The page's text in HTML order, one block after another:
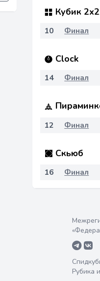
Кубик
10
Финал
Clock
14
Финал
12
Финал
Скьюб
16
Финал
Рубика